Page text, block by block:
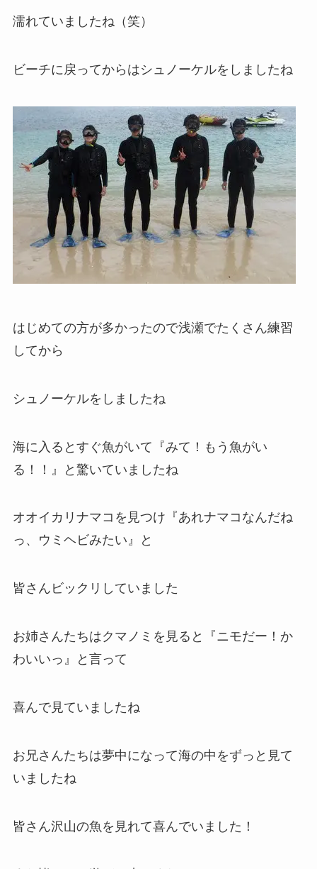
濡れていましたね（笑）
ビーチに戻ってからはシュノーケルをしましたね
はじめての方が多かったので浅瀬でたくさん練習
してから
シュノーケルをしましたね
海に入るとすぐ魚がいて『みて！もう魚がい
る！！』と驚いていましたね
オオイカリナマコを見つけ『あれナマコなんだね
っ、ウミヘビみたい』と
皆さんビックリしていました
お姉さんたちはクマノミを見ると『ニモだー！か
わいいっ』と言って
喜んで見ていましたね
お兄さんたちは夢中になって海の中をずっと見て
いましたね
皆さん沢山の魚を見れて喜んでいました！